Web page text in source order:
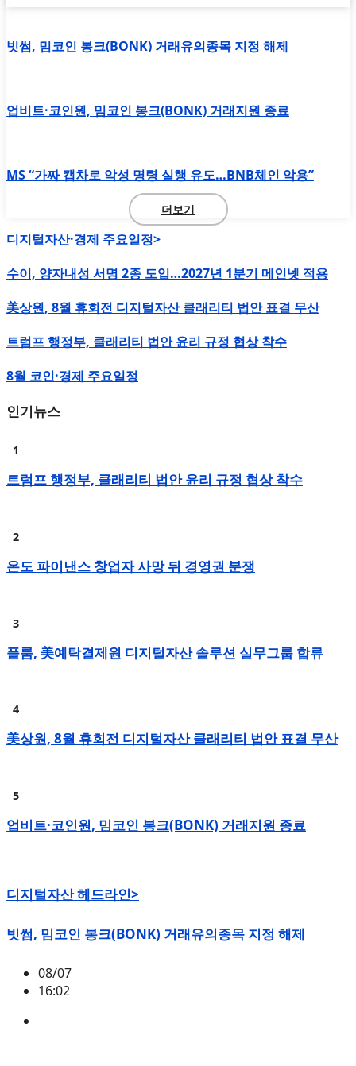
빗썸, 밈코인 봉크(BONK) 거래유의종목 지정 해제
업비트·코인원, 밈코인 봉크(BONK) 거래지원 종료
MS “가짜 캡차로 악성 명령 실행 유도…BNB체인 악용”
더보기
디지털자산·경제 주요일정>
수이, 양자내성 서명 2종 도입…2027년 1분기 메인넷 적용
美상원, 8월 휴회전 디지털자산 클래리티 법안 표결 무산
트럼프 행정부, 클래리티 법안 윤리 규정 협상 착수
8월 코인·경제 주요일정
인기뉴스
트럼프 행정부, 클래리티 법안 윤리 규정 협상 착수
온도 파이낸스 창업자 사망 뒤 경영권 분쟁
플룸, 美예탁결제원 디지털자산 솔루션 실무그룹 합류
美상원, 8월 휴회전 디지털자산 클래리티 법안 표결 무산
업비트·코인원, 밈코인 봉크(BONK) 거래지원 종료
디지털자산 헤드라인>
빗썸, 밈코인 봉크(BONK) 거래유의종목 지정 해제
08/07
16:02